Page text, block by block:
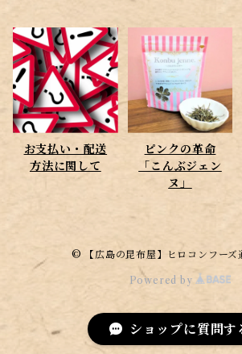
お支払い・配送
方法に関して
ピンクの革命
「こんぶジェン
ヌ」
© 【広島の昆布屋】ヒロコンフーズ
Powered by
ショップに質問す